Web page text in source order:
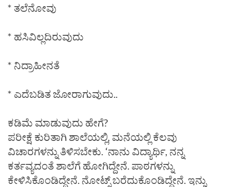
* ತಲೆನೋವು
* ಹಸಿವಿಲ್ಲದಿರುವುದು
* ನಿದ್ರಾಹೀನತೆ
* ಎದೆಬಡಿತ ಜೋರಾಗುವುದು..
ಕಡಿಮೆ ಮಾಡುವುದು ಹೇಗೆ?
ಪರೀಕ್ಷೆ ಕುರಿತಾಗಿ ಶಾಲೆಯಲ್ಲಿ, ಮನೆಯಲ್ಲಿ ಕೆಲವು
ವಿಚಾರಗಳನ್ನು ತಿಳಿಸಬೇಕು. ‘ನಾನು ವಿದ್ಯಾರ್ಥಿ, ನನ್ನ
ಕರ್ತವ್ಯದಂತೆ ಶಾಲೆಗೆ ಹೋಗಿದ್ದೇನೆ. ಪಾಠಗಳನ್ನು
ಕೇಳಿಸಿಕೊಂಡಿದ್ದೇನೆ. ನೋಟ್ಸ್ ಬರೆದುಕೊಂಡಿದ್ದೇನೆ. ಇನ್ನು